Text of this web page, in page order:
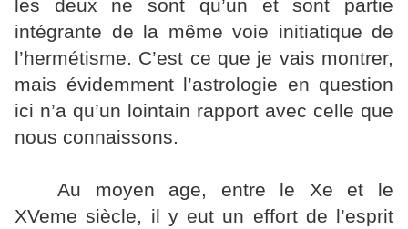
les deux ne sont qu’un et sont partie
intégrante de la même voie initiatique de
l’hermétisme. C’est ce que je vais montrer,
mais évidemment l’astrologie en question
ici n’a qu’un lointain rapport avec celle que
nous connaissons.
Au moyen age, entre le Xe et le
XVeme siècle, il y eut un effort de l’esprit